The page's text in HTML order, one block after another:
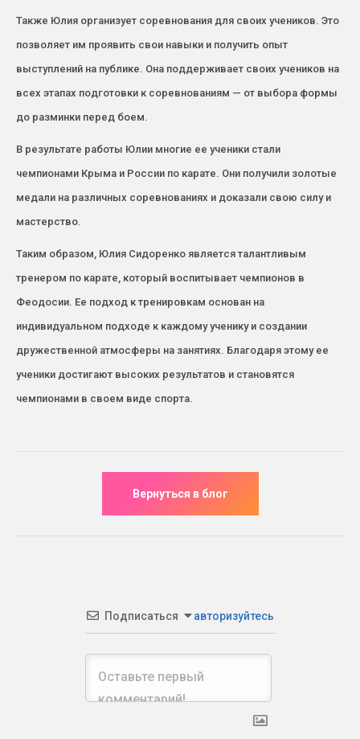
Также Юлия организует соревнования для своих учеников. Это
позволяет им проявить свои навыки и получить опыт
выступлений на публике. Она поддерживает своих учеников на
всех этапах подготовки к соревнованиям — от выбора формы
до разминки перед боем.
В результате работы Юлии многие ее ученики стали
чемпионами Крыма и России по карате. Они получили золотые
медали на различных соревнованиях и доказали свою силу и
мастерство.
Таким образом, Юлия Сидоренко является талантливым
тренером по карате, который воспитывает чемпионов в
Феодосии. Ее подход к тренировкам основан на
индивидуальном подходе к каждому ученику и создании
дружественной атмосферы на занятиях. Благодаря этому ее
ученики достигают высоких результатов и становятся
чемпионами в своем виде спорта.
Подписаться авторизуйтесь